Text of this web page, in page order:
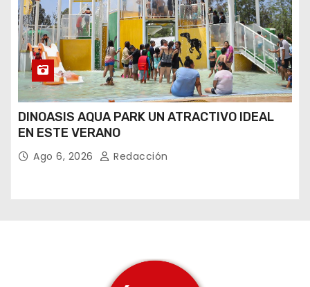
DINOASIS AQUA PARK UN ATRACTIVO IDEAL
EN ESTE VERANO
Ago 6, 2026 Redacción